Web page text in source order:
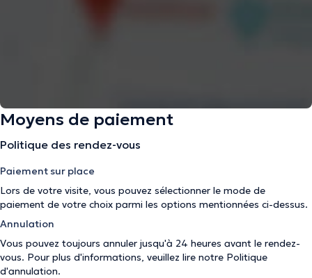
Moyens de paiement
Politique des rendez-vous
Paiement sur place
Lors de votre visite, vous pouvez sélectionner le mode de
paiement de votre choix parmi les options mentionnées ci-dessus.
Annulation
Vous pouvez toujours annuler jusqu'à 24 heures avant le rendez-
vous. Pour plus d'informations, veuillez lire notre Politique
d'annulation.